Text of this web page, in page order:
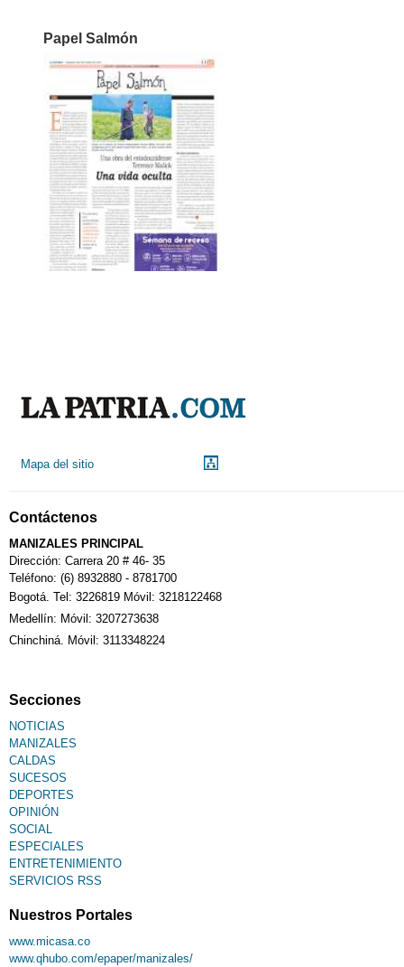
Papel Salmón
Mapa del sitio
Contáctenos
MANIZALES PRINCIPAL
Dirección: Carrera 20 # 46- 35
Teléfono: (6) 8932880 - 8781700
Bogotá. Tel: 3226819 Móvil: 3218122468
Medellín: Móvil: 3207273638
Chinchiná. Móvil: 3113348224
Secciones
NOTICIAS
MANIZALES
CALDAS
SUCESOS
DEPORTES
OPINIÓN
SOCIAL
ESPECIALES
ENTRETENIMIENTO
SERVICIOS RSS
Nuestros Portales
www.micasa.co
www.qhubo.com/epaper/manizales/